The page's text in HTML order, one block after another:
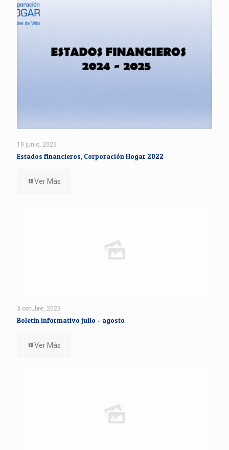
19 junio, 2026
Estados financieros, Corporación Hogar 2022
Ver Más
3 octubre, 2023
Boletin informativo julio – agosto
Ver Más